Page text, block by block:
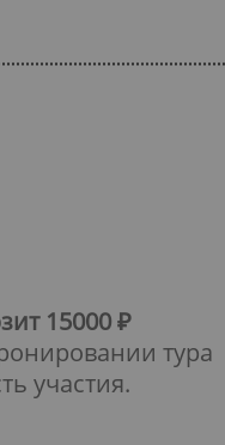
15000 ₽
тура
участия.